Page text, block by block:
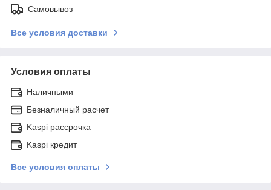
Самовывоз
Все условия доставки
Условия оплаты
Наличными
Безналичный расчет
Kaspi рассрочка
Kaspi кредит
Все условия оплаты